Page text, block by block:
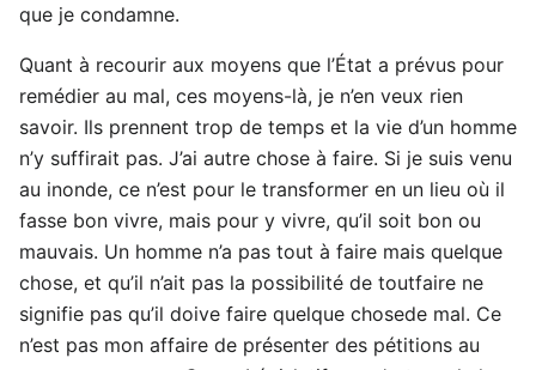
que je condamne.
Quant à recourir aux moyens que l’État a prévus pour
remédier au mal, ces moyens-là, je n’en veux rien
savoir. Ils prennent trop de temps et la vie d’un homme
n’y suffirait pas. J’ai autre chose à faire. Si je suis venu
au inonde, ce n’est pour le transformer en un lieu où il
fasse bon vivre, mais pour y vivre, qu’il soit bon ou
mauvais. Un homme n’a pas tout à faire mais quelque
chose, et qu’il n’ait pas la possibilité de toutfaire ne
signifie pas qu’il doive faire quelque chosede mal. Ce
n’est pas mon affaire de présenter des pétitions au